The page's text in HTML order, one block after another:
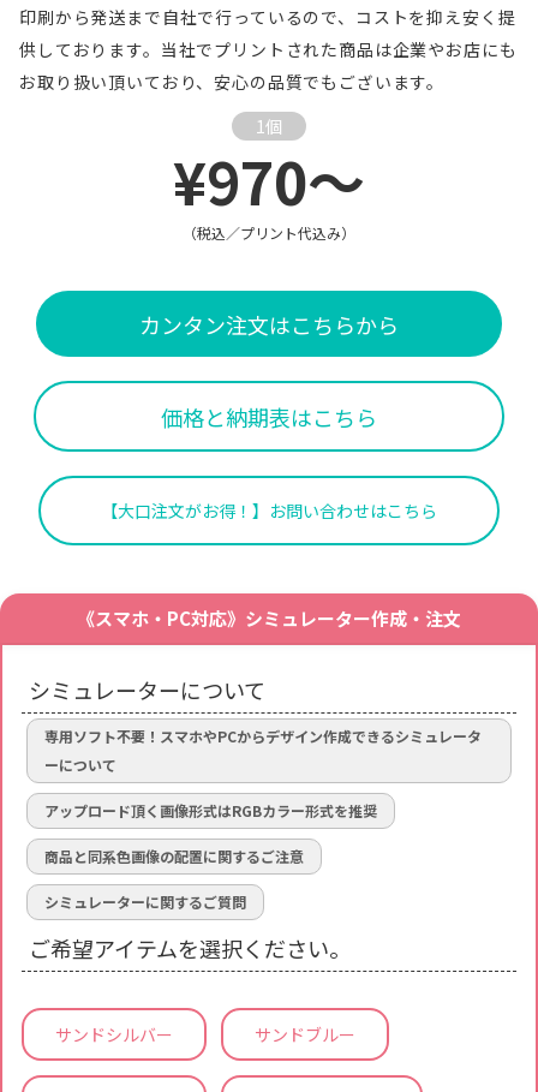
印刷から発送まで自社で行っているので、コストを抑え安く提
供しております。当社でプリントされた商品は企業やお店にも
お取り扱い頂いており、安心の品質でもございます。
1個
¥970～
（税込／プリント代込み）
カンタン注文はこちらから
価格と納期表はこちら
【大口注文がお得！】お問い合わせはこちら
《スマホ・PC対応》シミュレーター作成・注文
シミュレーターについて
専用ソフト不要！スマホやPCからデザイン作成できるシミュレータ
ーについて
アップロード頂く画像形式はRGBカラー形式を推奨
商品と同系色画像の配置に関するご注意
シミュレーターに関するご質問
ご希望アイテムを選択ください。
サンドシルバー サンドブルー